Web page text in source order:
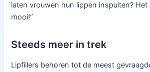
laten vrouwen hun lippen inspuiten?
mooi!”
Steeds meer in trek
Lipfillers behoren tot de meest